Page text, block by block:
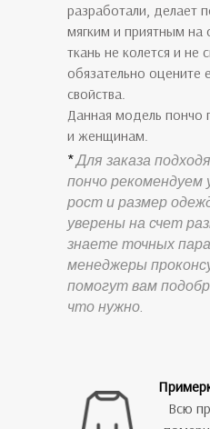
разработали, делает
мягким и приятным
ткань не колется и не
обязательно оцените
свойства.
Данная модель
и женщинам.
*Для заказа
пончо рекомендуем
рост и размер
уверены на счет
знаете точных
менеджеры
помогут вам
что нужно.
Всю